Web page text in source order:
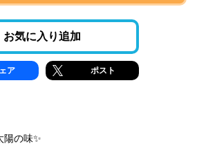
お気に入り追加
ア ポスト
陽の味✨